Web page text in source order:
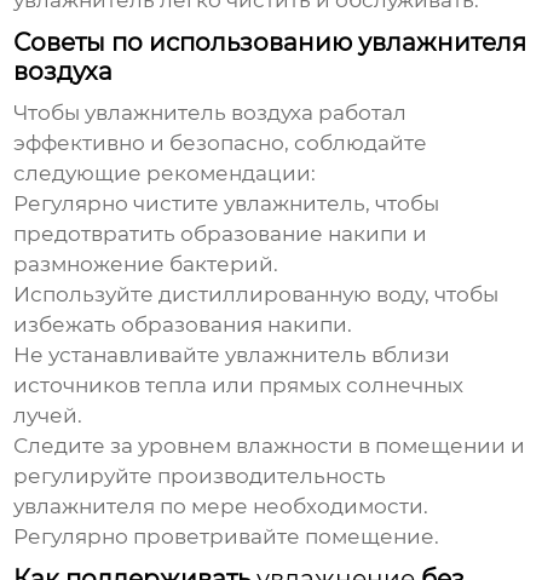
Советы по использованию увлажнителя
воздуха
Чтобы увлажнитель воздуха работал
эффективно и безопасно, соблюдайте
следующие рекомендации:
Регулярно чистите увлажнитель, чтобы
предотвратить образование накипи и
размножение бактерий.
Используйте дистиллированную воду, чтобы
избежать образования накипи.
Не устанавливайте увлажнитель вблизи
источников тепла или прямых солнечных
лучей.
Следите за уровнем влажности в помещении и
регулируйте производительность
увлажнителя по мере необходимости.
Регулярно проветривайте помещение.